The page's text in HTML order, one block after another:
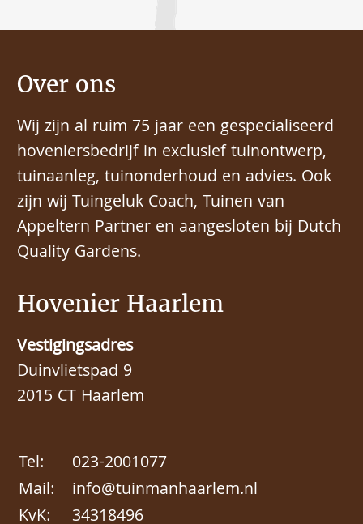
Hovenier Haarlem
Vestigingsadres
Duinvlietspad 9
2015 CT Haarlem
Tel:
023-2001077
Mail:
info@tuinmanhaarlem.nl
KvK:
34318496
Over ons
Wij zijn al ruim 75 jaar een gespecialiseerd
hoveniersbedrijf in exclusief tuinontwerp,
tuinaanleg, tuinonderhoud en advies. Ook
zijn wij Tuingeluk Coach, Tuinen van
Appeltern Partner en aangesloten bij Dutch
Quality Gardens.